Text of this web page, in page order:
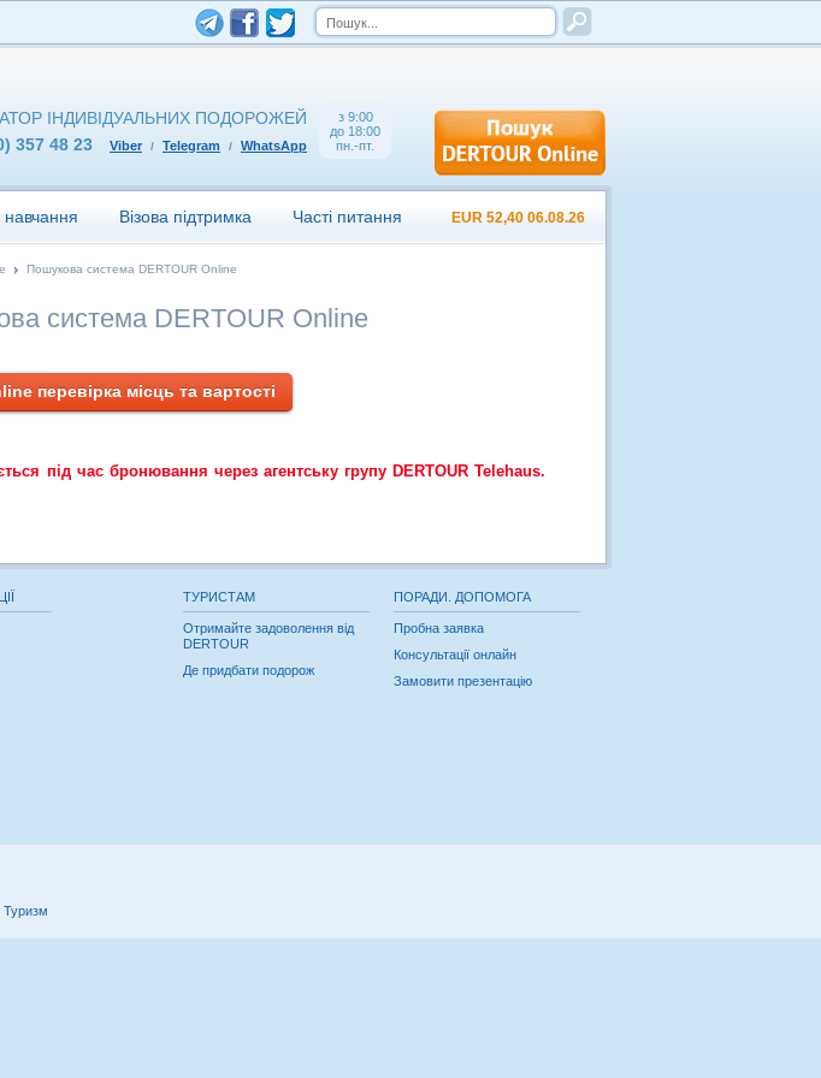
з 9:00
до 18:00
пн.-пт.
ІНДИВІДУАЛЬНИХ ПОДОРОЖЕЙ
357 48 23
Viber / Telegram / WhatsApp
навчання Візова підтримка Часті питання EUR 52,40 06.08.26
Пошукова система DERTOUR Online
система DERTOUR Online
перевірка місць та вартості
під час бронювання через агентську групу DERTOUR Telehaus.
ТУРИСТАМ
Отримайте задоволення від
DERTOUR
Де придбати подорож
ПОРАДИ. ДОПОМОГА
Пробна заявка
Консультації онлайн
Замовити презентацію
Туризм